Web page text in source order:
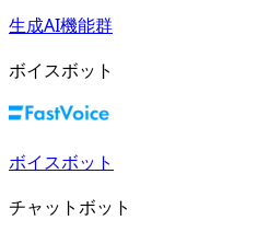
生成AI機能群
ボイスボット
ボイスボット
チャットボット